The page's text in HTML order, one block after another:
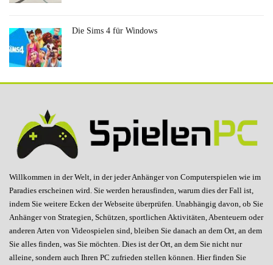
Die Sims 4 für Windows
Willkommen in der Welt, in der jeder Anhänger von Computerspielen wie im
Paradies erscheinen wird. Sie werden herausfinden, warum dies der Fall ist,
indem Sie weitere Ecken der Webseite überprüfen. Unabhängig davon, ob Sie
Anhänger von Strategien, Schützen, sportlichen Aktivitäten, Abenteuern oder
anderen Arten von Videospielen sind, bleiben Sie danach an dem Ort, an dem
Sie alles finden, was Sie möchten. Dies ist der Ort, an dem Sie nicht nur
alleine, sondern auch Ihren PC zufrieden stellen können. Hier finden Sie